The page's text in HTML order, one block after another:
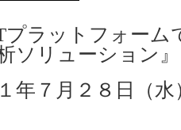
プラットフォー
ソリューション』
年７月２８日（